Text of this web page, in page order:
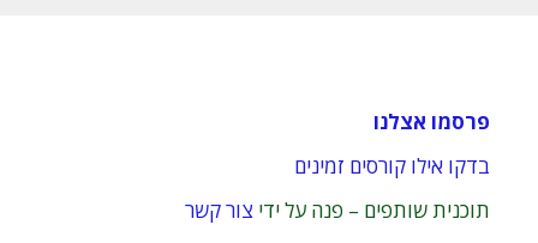
פרסמו אצלנו
בדקו אילו קורסים זמינים
תוכנית שותפים – פנה על ידי צור קשר